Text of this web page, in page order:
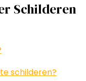
Schilderen
schilderen?